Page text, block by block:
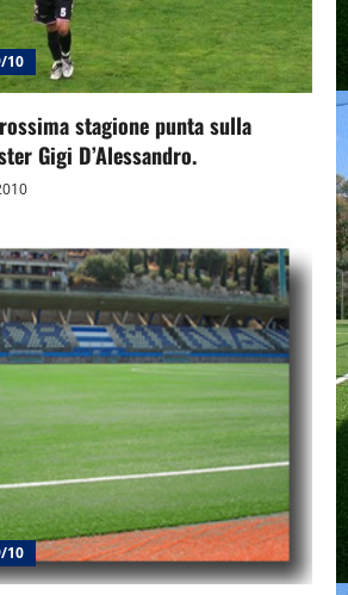
10
stagione punta sulla
Gigi D’Alessandro.
10